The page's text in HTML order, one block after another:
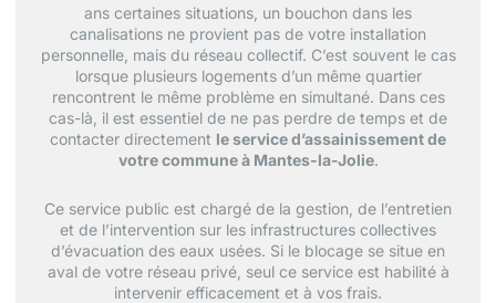
ans certaines situations, un bouchon dans les
canalisations ne provient pas de votre installation
personnelle, mais du réseau collectif. C’est souvent le cas
lorsque plusieurs logements d’un même quartier
rencontrent le même problème en simultané. Dans ces
cas-là, il est essentiel de ne pas perdre de temps et de
contacter directement le service d’assainissement de
votre commune à Mantes-la-Jolie.
Ce service public est chargé de la gestion, de l’entretien
et de l’intervention sur les infrastructures collectives
d’évacuation des eaux usées. Si le blocage se situe en
aval de votre réseau privé, seul ce service est habilité à
intervenir efficacement et à vos frais.